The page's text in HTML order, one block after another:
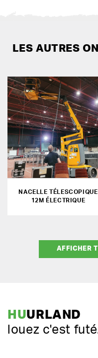
LES AUTRES
NACELLE TÉLESCOPIQUE
12M ÉLECTRIQUE
AFFICHER
HUURLAND
louez c'est